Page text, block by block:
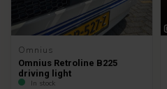
Omnius
Omnius Retroline B225
driving light
In stock